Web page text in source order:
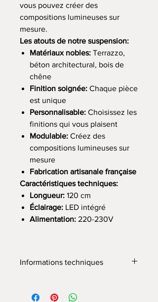
vous pouvez créer des
compositions lumineuses sur
mesure.
Les atouts de notre suspension:
Matériaux nobles: Terrazzo,
béton architectural, bois de
chêne
Finition soignée: Chaque pièce
est unique
Personnalisable: Choisissez les
finitions qui vous plaisent
Modulable: Créez des
compositions lumineuses sur
mesure
Fabrication artisanale française
Caractéristiques techniques:
Longueur: 120 cm
Éclairage: LED intégré
Alimentation: 220-230V
Informations techniques